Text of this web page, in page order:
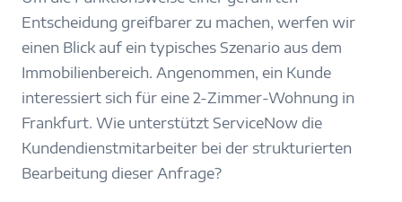
Entscheidung greifbarer zu machen, werfen wir
einen Blick auf ein typisches Szenario aus dem
Immobilienbereich. Angenommen, ein Kunde
interessiert sich für eine 2-Zimmer-Wohnung in
Frankfurt. Wie unterstützt ServiceNow die
Kundendienstmitarbeiter bei der strukturierten
Bearbeitung dieser Anfrage?